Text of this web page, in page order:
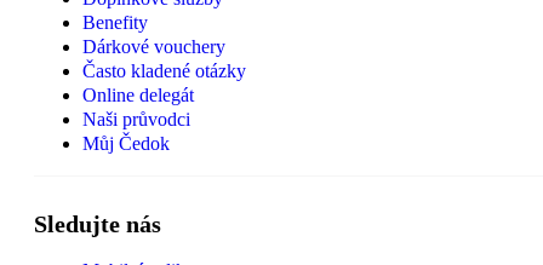
Benefity
Dárkové vouchery
Často kladené otázky
Online delegát
Naši průvodci
Můj Čedok
Sledujte nás